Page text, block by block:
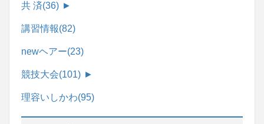
共 済(36) ►
講習情報(82)
newヘアー(23)
競技大会(101) ►
理容いしかわ(95)